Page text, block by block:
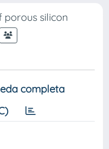
silicon
completa